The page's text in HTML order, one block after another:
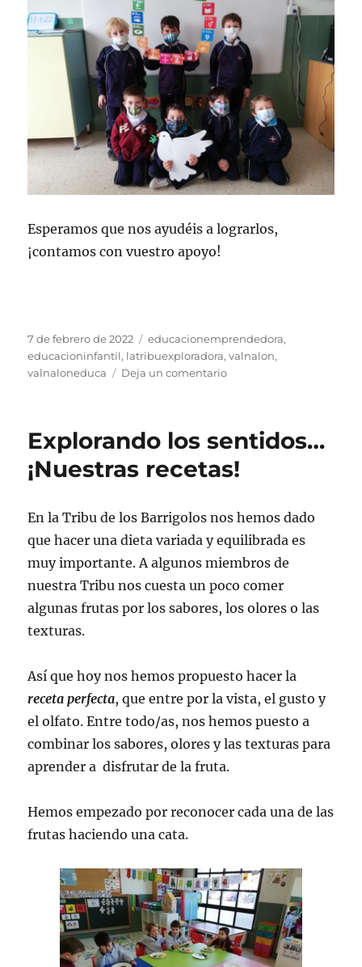
Esperamos que nos ayudéis a lograrlos,
¡contamos con vuestro apoyo!
Publicado
el
7 de febrero de 2022 Etiquetas
educacionemprendedora,
educacioninfantil, latribuexploradora,valnalon,
valnaloneduca
Deja un comentarioen
los
Celebrando
de
La
Paz
Explorando los sentidos…
¡Nuestras recetas!
En la Tribu de los Barrigolos nos hemos dado
que hacer una dieta variada y equilibrada es
muy importante. A algunos miembros de
nuestra Tribu nos cuesta un poco comer
algunas frutas por los sabores, los olores o las
texturas.
Así que hoy nos hemos propuesto hacer la
receta perfecta, que entre por la vista, el gusto y
el olfato. Entre todo/as, nos hemos puesto a
combinar los sabores, olores y las texturas para
aprender a disfrutar de la fruta.
Hemos empezado por reconocer cada una de las
frutas haciendo una cata.